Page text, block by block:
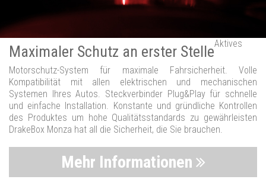
Maximaler Schutz an erster StelleAktives
Motorschutz-System für maximale Fahrsicherheit. Volle
Kompatibilität mit allen elektrischen und mechanischen
Systemen Ihres Autos. Steckverbinder Plug&Play für schnelle
und einfache Installation. Konstante und gründliche Kontrollen
des Produktes um hohe Qualitätsstandards zu gewährleisten
DrakeBox Monza hat all die Sicherheit, die Sie brauchen.
Mehr Informationen